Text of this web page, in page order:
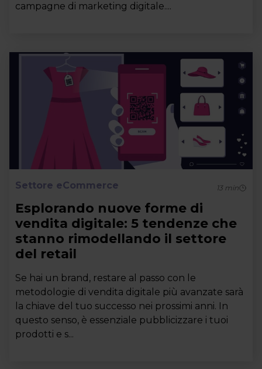
campagne di marketing digitale....
Settore eCommerce 13min
Esplorando nuove forme di
vendita digitale: 5 tendenze che
stanno rimodellando il settore
del retail
Se hai un brand, restare al passo con le
metodologie di vendita digitale più avanzate sarà
la chiave del tuo successo nei prossimi anni. In
questo senso, è essenziale pubblicizzare i tuoi
prodotti e s...